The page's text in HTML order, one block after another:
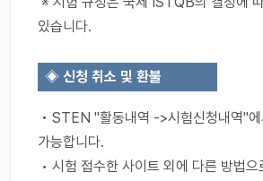
있습니다.
◈ 신청 취소 및 환불
• STEN "활동내역 ->시험신청내역"
가능합니다.
• 시험 접수한 사이트 외에 다른 방법으